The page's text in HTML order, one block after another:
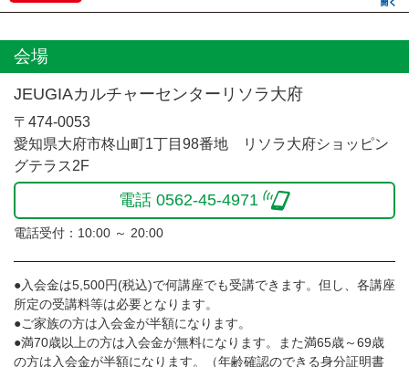
会場
JEUGIAカルチャーセンターリソラ大府
〒474-0053
愛知県大府市柊山町1丁目98番地 リソラ大府ショッピン
グテラス2F
電話 0562-45-4971
電話受付：10:00 ～ 20:00
●入会金は5,500円(税込)で何講座でも受講できます。但し、各講座
所定の受講料等は必要となります。
●ご家族の方は入会金が半額になります。
●満70歳以上の方は入会金が無料になります。また満65歳～69歳
の方は入会金が半額になります。（年齢確認のできる身分証明書